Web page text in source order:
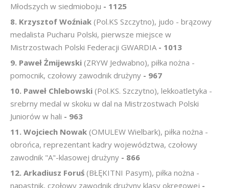
Młodszych w siedmioboju - 1125
8. Krzysztof Woźniak (Pol.KS Szczytno), judo - brązowy
medalista Pucharu Polski, pierwsze miejsce w
Mistrzostwach Polski Federacji GWARDIA - 1013
9. Paweł Żmijewski (ZRYW Jedwabno), piłka nożna -
pomocnik, czołowy zawodnik drużyny - 967
10. Paweł Chlebowski (Pol.KS. Szczytno), lekkoatletyka -
srebrny medal w skoku w dal na Mistrzostwach Polski
Juniorów w hali - 963
11. Wojciech Nowak (OMULEW Wielbark), piłka nożna -
obrońca, reprezentant kadry województwa, czołowy
zawodnik "A"-klasowej drużyny - 866
12. Arkadiusz Foruś (BŁĘKITNI Pasym), piłka nożna -
napastnik, czołowy zawodnik drużyny klasy okręgowej -